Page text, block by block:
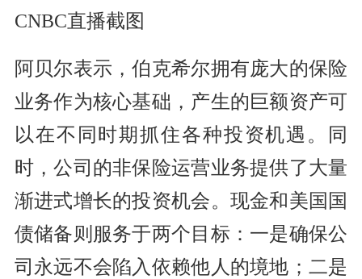
CNBC直播截图
阿贝尔表示，伯克希尔拥有庞大的保险
业务作为核心基础，产生的巨额资产可
以在不同时期抓住各种投资机遇。同
时，公司的非保险运营业务提供了大量
渐进式增长的投资机会。现金和美国国
债储备则服务于两个目标：一是确保公
司永远不会陷入依赖他人的境地；二是